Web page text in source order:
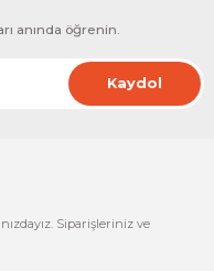
anında öğrenin.
Kaydol
Siparişleriniz ve